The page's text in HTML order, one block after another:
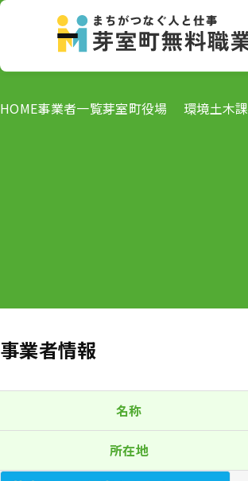
HOME事業者一覧芽室町役場 環境土木課
事業者情報
名称
所在地